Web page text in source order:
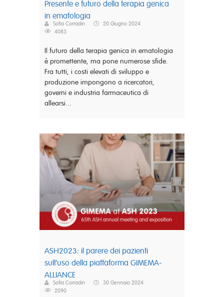
Presente e futuro della terapia genica
in ematologia
Sofia Corradin
20 Giugno 2024
4083
Il futuro della terapia genica in ematologia
è promettente, ma pone numerose sfide.
Fra tutti, i costi elevati di sviluppo e
produzione impongono a ricercatori,
governi e industria farmaceutica di
allearsi...
ASH2023: il parere dei pazienti
sull’uso della piattaforma GIMEMA-
ALLIANCE
Sofia Corradin
30 Gennaio 2024
2090